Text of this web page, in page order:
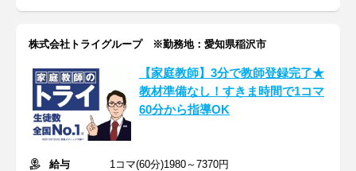
株式会社トライグループ ※勤務地：愛知県稲沢市
【家庭教師】3分で教師登録完了★
教材準備なし！すきま時間で1コマ
60分から指導OK
給与
1コマ(60分)1980～7370円